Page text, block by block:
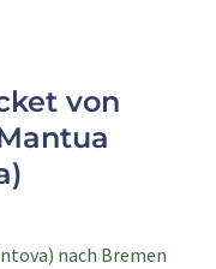
von
nach Bremen